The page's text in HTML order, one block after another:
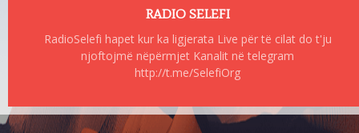
RADIO SELEFI
RadioSelefi hapet kur ka ligjerata Live për të cilat do t'ju
njoftojmë nëpërmjet Kanalit në telegram
http://t.me/SelefiOrg